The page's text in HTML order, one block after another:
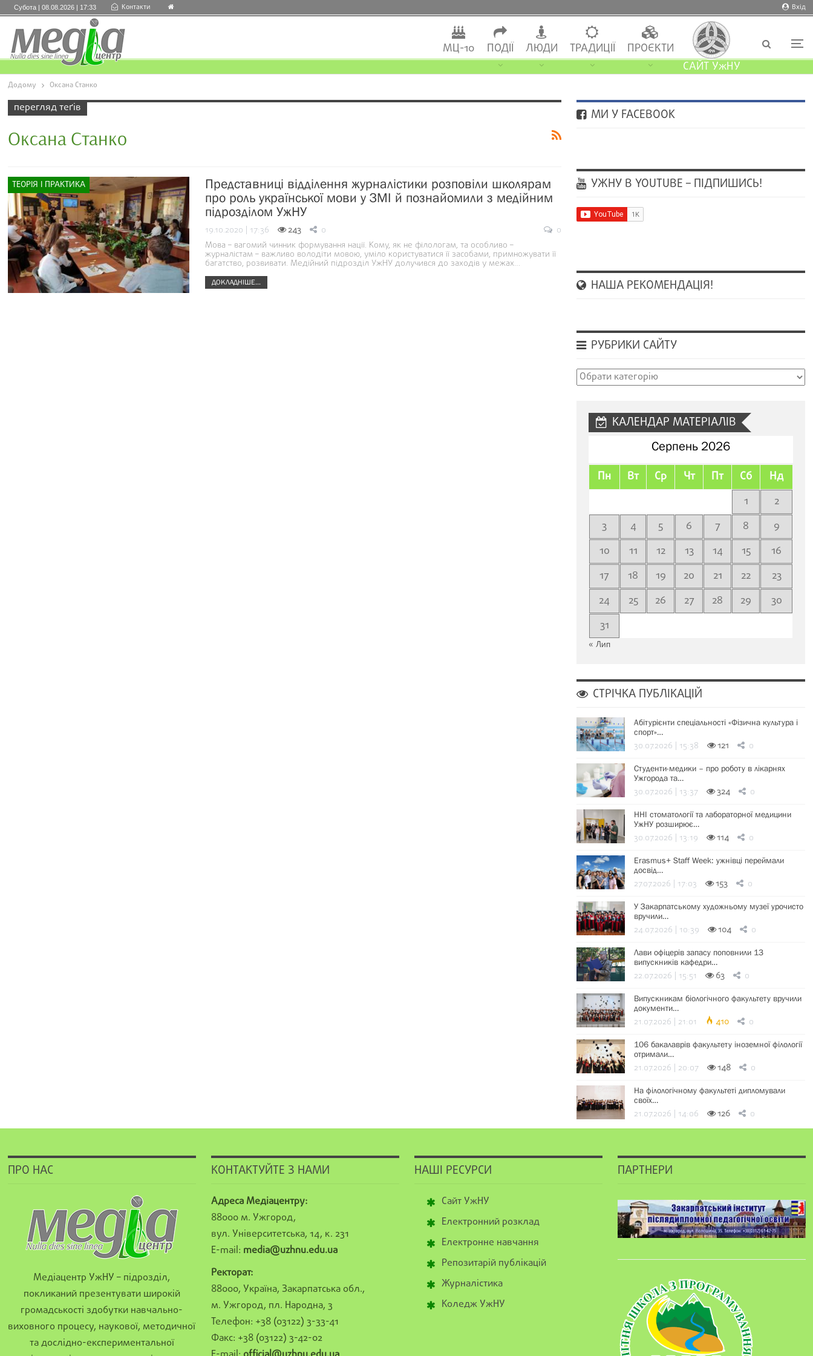
Вхід
Субота | 08.08.2026 | 17:33 Контакти
МЦ-10 ПОДІЇ ЛЮДИ ТРАДИЦІЇ
ПРОЄКТИ
САЙТ УжНУ
Додому Оксана Станко
перегляд теґів
Оксана Станко
ТЕОРІЯ І ПРАКТИКА
Представниці відділення журналістики розповіли школярам
про роль української мови у ЗМІ й познайомили з медійним
підрозділом УжНУ
19.10.2020 | 17:36 243 0
0
Мова – вагомий чинник формування нації. Кому, як не філологам, та особливо –
журналістам – важливо володіти мовою, уміло користуватися її засобами, примножувати її
багатство, розвивати. Медійний підрозділ УжНУ долучився до заходів у межах…
ДОКЛАДНІШЕ...
МИ У FACEBOOK
УЖНУ В YOUTUBE – ПІДПИШИСЬ!
НАША РЕКОМЕНДАЦІЯ!
РУБРИКИ САЙТУ
Рубрики
КАЛЕНДАР МАТЕРІАЛІВ
Серпень 2026
Пн Вт Ср Чт Пт Сб Нд
1
2
3
4 5 6 7 8
9
10
11 12 13 14 15
16
17
18 19 20 21 22
23
24
25 26 27 28 29
30
31
« Лип
СТРІЧКА ПУБЛІКАЦІЙ
Абітурієнти спеціальності «Фізична культура і
спорт»…
30.07.2026 | 15:38 121 0
Студенти-медики – про роботу в лікарнях
Ужгорода та…
30.07.2026 | 13:37 324 0
ННІ стоматології та лабораторної медицини
УжНУ розширює…
30.07.2026 | 13:19 114 0
Erasmus+ Staff Week: ужнівці переймали
досвід…
27.07.2026 | 17:03 153 0
У Закарпатському художньому музеї урочисто
вручили…
24.07.2026 | 10:39 104 0
Лави офіцерів запасу поповнили 13
випускників кафедри…
22.07.2026 | 15:51 63 0
Випускникам біологічного факультету вручили
документи…
21.07.2026 | 21:01 410 0
106 бакалаврів факультету іноземної філології
отримали…
21.07.2026 | 20:07 148 0
На філологічному факультеті дипломували
своїх…
21.07.2026 | 14:06 126 0
ПРО НАС
Медіацентр УжНУ – підрозділ,
покликаний презентувати широкій
громадськості здобутки навчально-
виховного процесу, наукової, методичної
та дослідно-експериментальної
КОНТАКТУЙТЕ З НАМИ
Адреса Медіацентру:
88000 м. Ужгород,
вул. Університетська, 14, к. 231
E-mail: media@uzhnu.edu.ua
Ректорат:
88000, Україна, Закарпатська обл.,
м. Ужгород, пл. Народна, 3
Телефон: +38 (03122) 3-33-41
Факс: +38 (03122) 3-42-02
НАШІ РЕСУРСИ
Сайт УжНУ
Електронний розклад
Електронне навчання
Репозитарій публікацій
Журналістика
Коледж УжНУ
ПАРТНЕРИ